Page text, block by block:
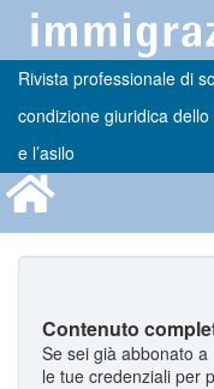
Rivista professionale di
condizione giuridica
e l’asilo
Contenuto
Se sei già abbonato
le tue credenziali per